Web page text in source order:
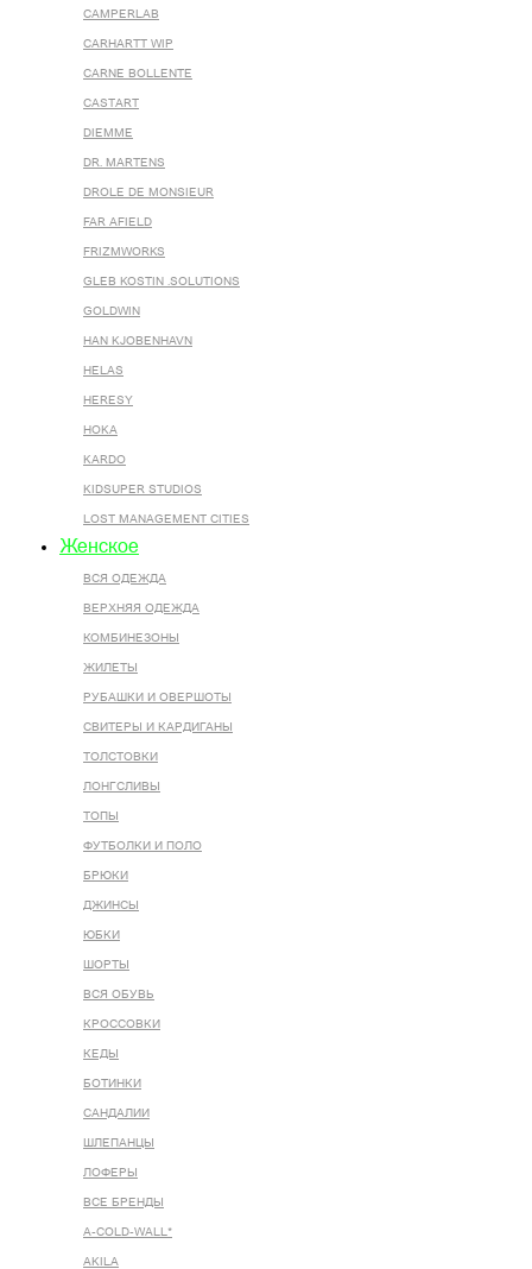
CAMPERLAB
CARHARTT WIP
CARNE BOLLENTE
CASTART
DIEMME
DR. MARTENS
DROLE DE MONSIEUR
FAR AFIELD
FRIZMWORKS
GLEB KOSTIN .SOLUTIONS
GOLDWIN
HAN KJOBENHAVN
HELAS
HERESY
HOKA
KARDO
KIDSUPER STUDIOS
LOST MANAGEMENT CITIES
Женское
ВСЯ ОДЕЖДА
ВЕРХНЯЯ ОДЕЖДА
КОМБИНЕЗОНЫ
ЖИЛЕТЫ
РУБАШКИ И ОВЕРШОТЫ
СВИТЕРЫ И КАРДИГАНЫ
ТОЛСТОВКИ
ЛОНГСЛИВЫ
ТОПЫ
ФУТБОЛКИ И ПОЛО
БРЮКИ
ДЖИНСЫ
ЮБКИ
ШОРТЫ
ВСЯ ОБУВЬ
КРОССОВКИ
КЕДЫ
БОТИНКИ
САНДАЛИИ
ШЛЕПАНЦЫ
ЛОФЕРЫ
ВСЕ БРЕНДЫ
A-COLD-WALL*
AKILA